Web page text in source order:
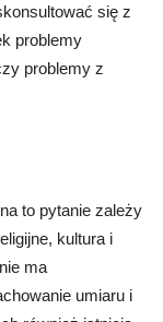
się z
problemy
problemy z
to pytanie zależy
kultura i
ma
umiaru i